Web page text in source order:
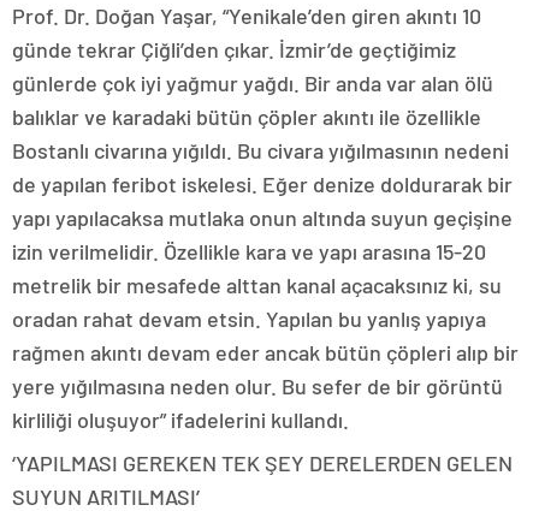
Prof. Dr. Doğan Yaşar, “Yenikale’den giren akıntı 10
günde tekrar Çiğli’den çıkar. İzmir’de geçtiğimiz
günlerde çok iyi yağmur yağdı. Bir anda var alan ölü
balıklar ve karadaki bütün çöpler akıntı ile özellikle
Bostanlı civarına yığıldı. Bu civara yığılmasının nedeni
de yapılan feribot iskelesi. Eğer denize doldurarak bir
yapı yapılacaksa mutlaka onun altında suyun geçişine
izin verilmelidir. Özellikle kara ve yapı arasına 15-20
metrelik bir mesafede alttan kanal açacaksınız ki, su
oradan rahat devam etsin. Yapılan bu yanlış yapıya
rağmen akıntı devam eder ancak bütün çöpleri alıp bir
yere yığılmasına neden olur. Bu sefer de bir görüntü
kirliliği oluşuyor” ifadelerini kullandı.
‘YAPILMASI GEREKEN TEK ŞEY DERELERDEN GELEN
SUYUN ARITILMASI’